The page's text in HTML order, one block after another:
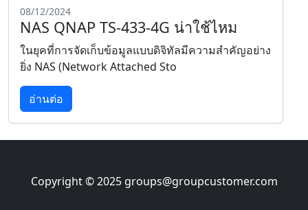
08/12/2024
NAS QNAP TS-433-4G น่าใช้ไหม
ในยุคที่การจัดเก็บข้อมูลแบบดิจิทัลมีความสำคัญอย่าง
ยิ่ง NAS (Network Attached Sto
อ่านต่อ
Copyright © 2025 groups@groupcustomer.com